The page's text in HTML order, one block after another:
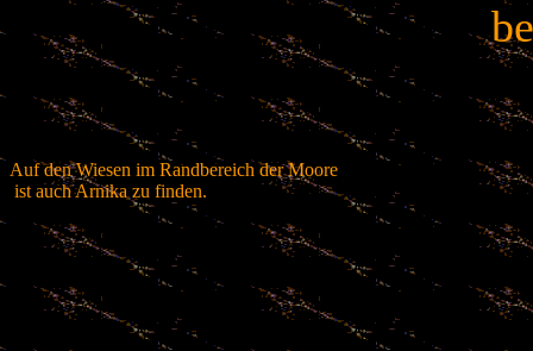
Auf den Wiesen im Randbereich der Moore
ist auch Arnika zu finden.